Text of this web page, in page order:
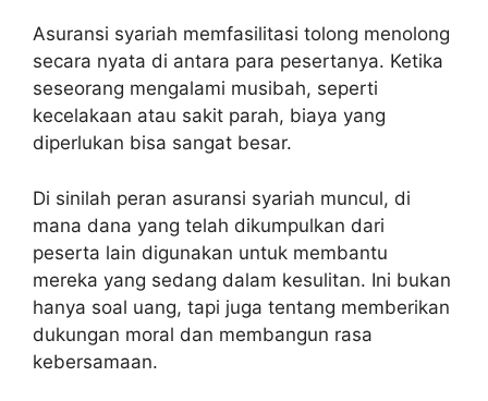
Asuransi syariah memfasilitasi tolong menolong
secara nyata di antara para pesertanya. Ketika
seseorang mengalami musibah, seperti
kecelakaan atau sakit parah, biaya yang
diperlukan bisa sangat besar.
Di sinilah peran asuransi syariah muncul, di
mana dana yang telah dikumpulkan dari
peserta lain digunakan untuk membantu
mereka yang sedang dalam kesulitan. Ini bukan
hanya soal uang, tapi juga tentang memberikan
dukungan moral dan membangun rasa
kebersamaan.